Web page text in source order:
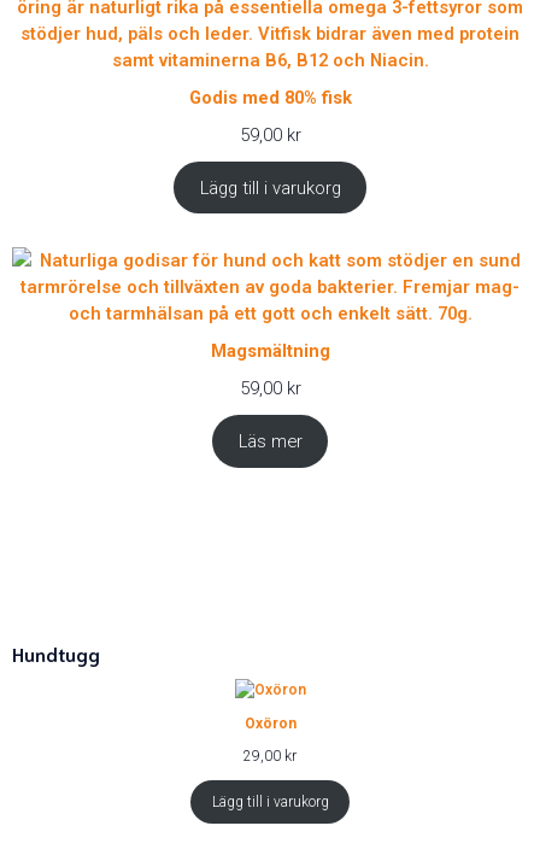
Godis med 80% fisk
59,00 kr
Lägg till i varukorg
Magsmältning
59,00 kr
Läs mer
Hundtugg
Oxöron
29,00 kr
Lägg till i varukorg